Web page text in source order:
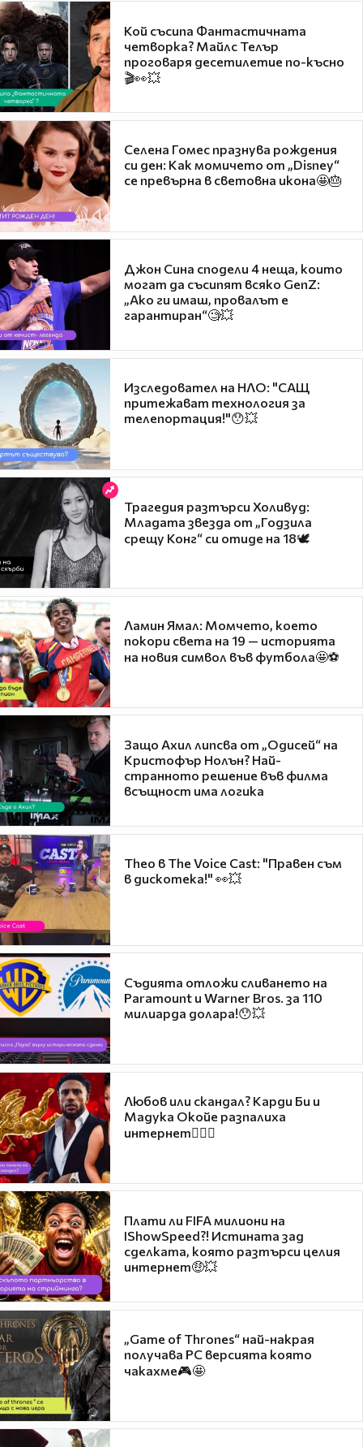
Кой съсипа Фантастичната
четворка? Майлс Телър
проговаря десетилетие по-късно
🎬👀💥
Селена Гомес празнува рождения
си ден: Как момичето от „Disney“
се превърна в световна икона🤩🎂
Джон Сина сподели 4 неща, които
могат да съсипят всяко GenZ:
„Ако ги имаш, провалът е
гарантиран“🧐💥
Изследовател на НЛО: "САЩ
притежават технология за
телепортация!"😯💥
Трагедия разтърси Холивуд:
Младата звезда от „Годзила
срещу Конг“ си отиде на 18🕊️
Ламин Ямал: Момчето, което
покори света на 19 — историята
на новия символ във футбола🤩⚽
Защо Ахил липсва от „Одисей“ на
Кристофър Нолън? Най-
странното решение във филма
всъщност има логика
Theo в The Voice Cast: "Правен съм
в дискотека!" 👀💥
Съдията отложи сливането на
Paramount и Warner Bros. за 110
милиарда долара!😯💥
Любов или скандал? Карди Би и
Мадука Окойе разпалиха
интернет❤️‍🔥🔥
Плати ли FIFA милиони на
IShowSpeed?! Истината зад
сделката, която разтърси целия
интернет🤑💥
„Game of Thrones“ най-накрая
получава PC версията която
чакахме🎮🤩